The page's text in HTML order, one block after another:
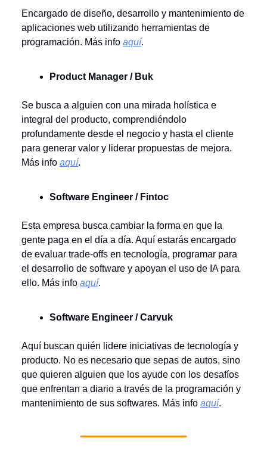
Encargado de diseño, desarrollo y mantenimiento de
aplicaciones web utilizando herramientas de
programación. Más info aquí.
Product Manager / Buk
Se busca a alguien con una mirada holística e
integral del producto, comprendiéndolo
profundamente desde el negocio y hasta el cliente
para generar valor y liderar propuestas de mejora.
Más info aquí.
Software Engineer / Fintoc
Esta empresa busca cambiar la forma en que la
gente paga en el día a día. Aquí estarás encargado
de evaluar trade-offs en tecnología, programar para
el desarrollo de software y apoyan el uso de IA para
ello. Más info aquí.
Software Engineer / Carvuk
Aquí buscan quién lidere iniciativas de tecnología y
producto. No es necesario que sepas de autos, sino
que quieren alguien que los ayude con los desafíos
que enfrentan a diario a través de la programación y
mantenimiento de sus softwares. Más info aquí.